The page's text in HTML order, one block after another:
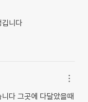
니다
다 그곳에 다달았을때